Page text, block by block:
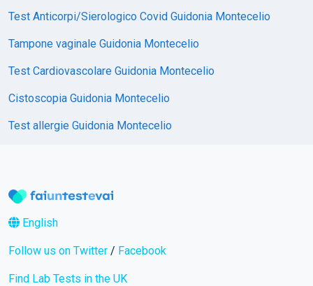
Test Anticorpi/Sierologico Covid Guidonia Montecelio
Tampone vaginale Guidonia Montecelio
Test Cardiovascolare Guidonia Montecelio
Cistoscopia Guidonia Montecelio
Test allergie Guidonia Montecelio
English
Follow us on Twitter / Facebook
Find Lab Tests in the UK